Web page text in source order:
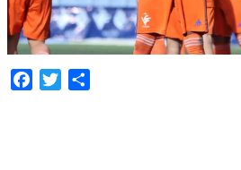
Facebook
Twitter